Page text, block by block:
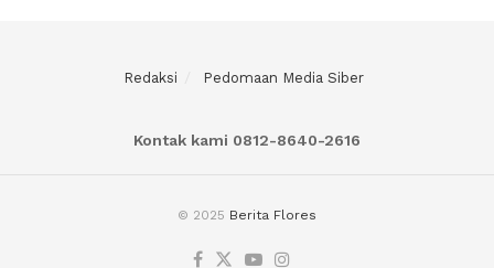
Redaksi Pedomaan Media Siber
Kontak kami 0812-8640-2616
© 2025 Berita Flores